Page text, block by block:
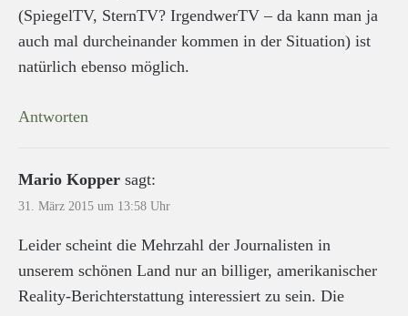
(SpiegelTV, SternTV? IrgendwerTV – da kann man ja
auch mal durcheinander kommen in der Situation) ist
natürlich ebenso möglich.
Antworten
Mario Kopper sagt:
31. März 2015 um 13:58 Uhr
Leider scheint die Mehrzahl der Journalisten in
unserem schönen Land nur an billiger, amerikanischer
Reality-Berichterstattung interessiert zu sein. Die